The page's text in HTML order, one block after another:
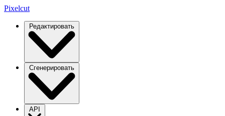
Pixelcut
Редактировать
Сгенерировать
API